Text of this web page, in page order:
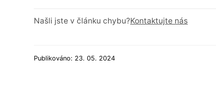
Našli jste v článku chybu?Kontaktujte nás
Publikováno: 23. 05. 2024